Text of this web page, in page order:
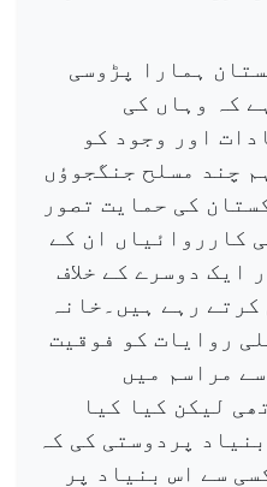
ہمارا پڑوسی
کہ وہاں کی
اور وجود کو
چند مسلح جنگجوؤں
کی حمایت تصور
کارروائیاں ان کے
ایک دوسرے کے خلاف
رہے ہیں۔خانہ
روایات کو فوقیت
مراسم میں
لیکن کیا کیا
پردوستی کی کہ
سے اس بنیاد پر